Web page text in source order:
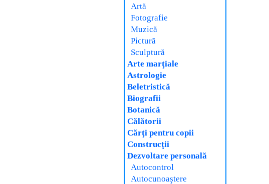
Artă
Fotografie
Muzică
Pictură
Sculptură
Arte marţiale
Astrologie
Beletristică
Biografii
Botanică
Călătorii
Cărţi pentru copii
Construcţii
Dezvoltare personală
Autocontrol
Autocunoaştere